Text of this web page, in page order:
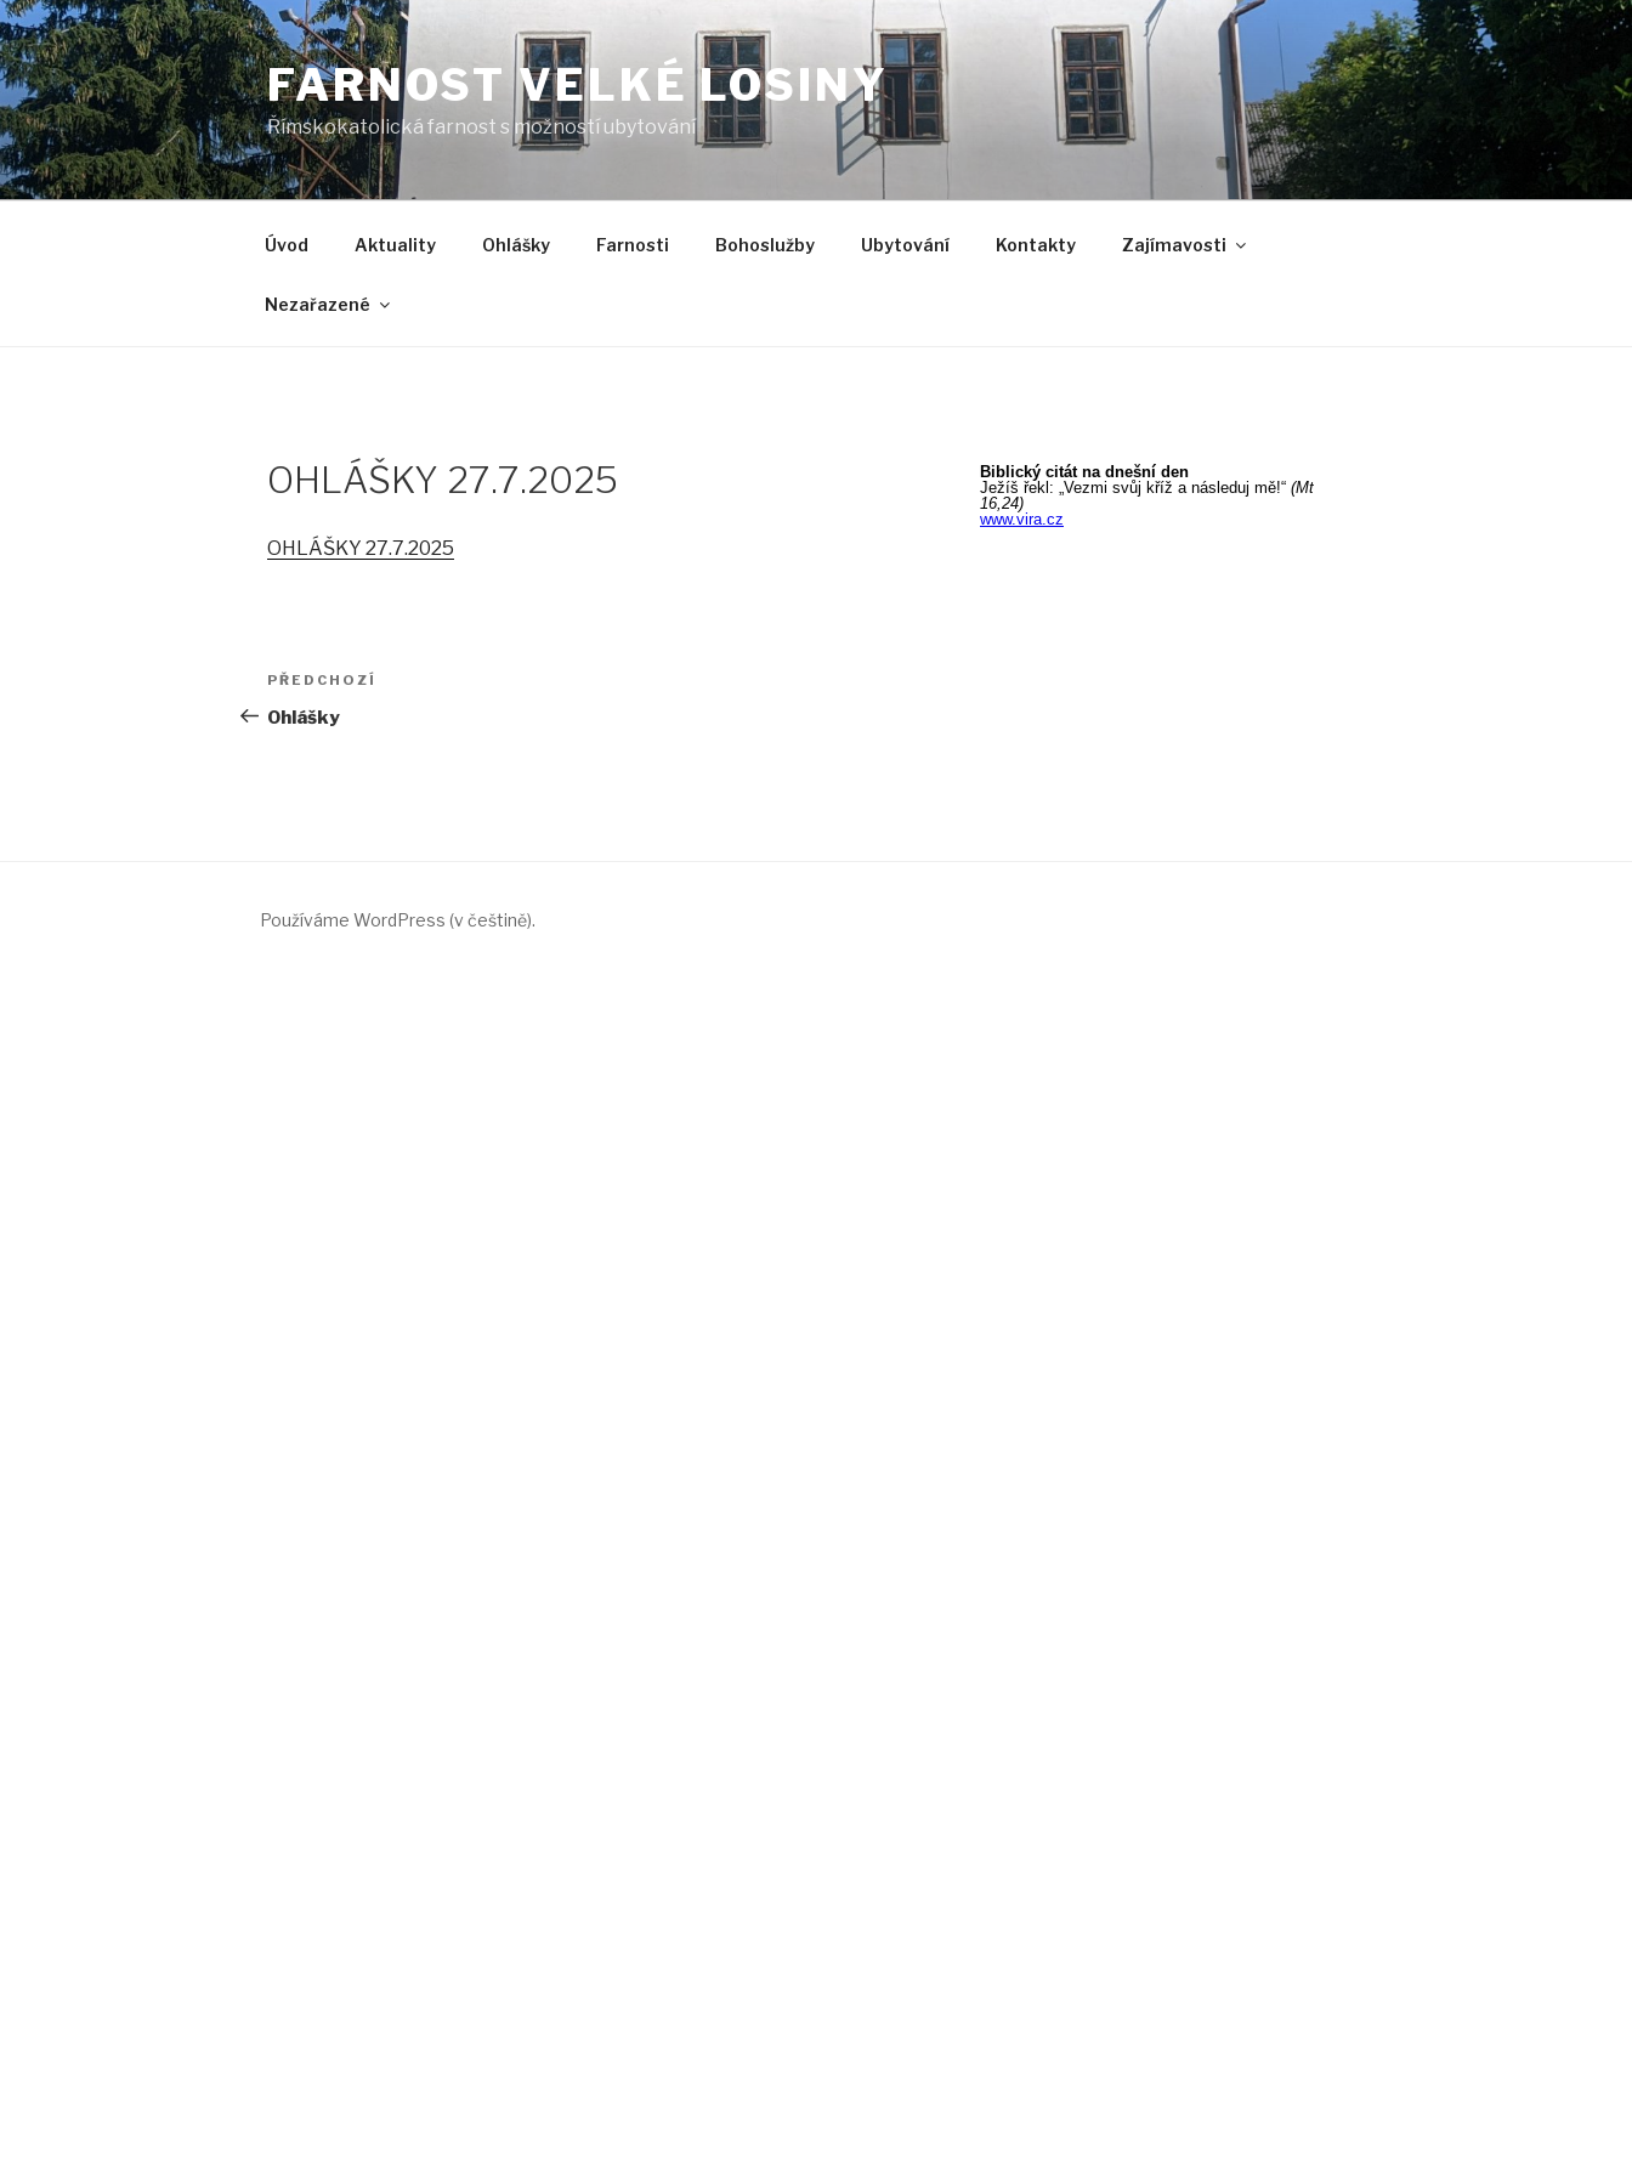
Přejít
k
obsahu
webu
FARNOST VELKÉ LOSINY
Římskokatolická farnost s možností ubytování
Úvod Aktuality Ohlášky Farnosti Bohoslužby Ubytování Kontakty Zajímavosti
Nezařazené
OHLÁŠKY 27.7.2025
OHLÁŠKY 27.7.2025
Navigace
pro
Předchozí
příspěvek
PŘEDCHOZÍ
Ohlášky
Používáme WordPress (v češtině).